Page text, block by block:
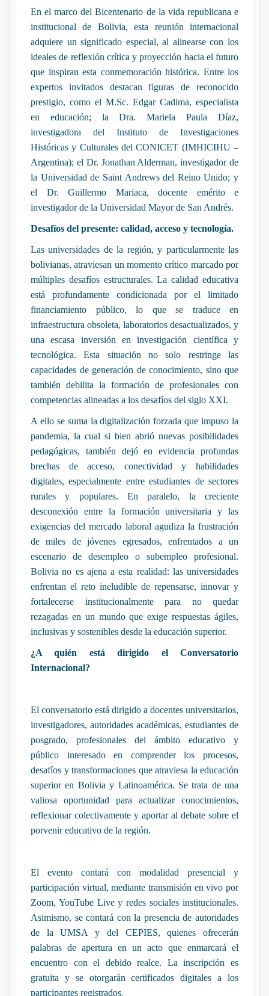
En el marco del Bicentenario de la vida republicana e
institucional de Bolivia, esta reunión internacional
adquiere un significado especial, al alinearse con los
ideales de reflexión crítica y proyección hacia el futuro
que inspiran esta conmemoración histórica. Entre los
expertos invitados destacan figuras de reconocido
prestigio, como el M.Sc. Edgar Cadima, especialista
en educación; la Dra. Mariela Paula Díaz,
investigadora del Instituto de Investigaciones
Históricas y Culturales del CONICET (IMHICIHU –
Argentina); el Dr. Jonathan Alderman, investigador de
la Universidad de Saint Andrews del Reino Unido; y
el Dr. Guillermo Mariaca, docente emérito e
investigador de la Universidad Mayor de San Andrés.
Desafíos del presente: calidad, acceso y tecnología.
Las universidades de la región, y particularmente las
bolivianas, atraviesan un momento crítico marcado por
múltiples desafíos estructurales. La calidad educativa
está profundamente condicionada por el limitado
financiamiento público, lo que se traduce en
infraestructura obsoleta, laboratorios desactualizados, y
una escasa inversión en investigación científica y
tecnológica. Esta situación no solo restringe las
capacidades de generación de conocimiento, sino que
también debilita la formación de profesionales con
competencias alineadas a los desafíos del siglo XXI.
A ello se suma la digitalización forzada que impuso la
pandemia, la cual si bien abrió nuevas posibilidades
pedagógicas, también dejó en evidencia profundas
brechas de acceso, conectividad y habilidades
digitales, especialmente entre estudiantes de sectores
rurales y populares. En paralelo, la creciente
desconexión entre la formación universitaria y las
exigencias del mercado laboral agudiza la frustración
de miles de jóvenes egresados, enfrentados a un
escenario de desempleo o subempleo profesional.
Bolivia no es ajena a esta realidad: las universidades
enfrentan el reto ineludible de repensarse, innovar y
fortalecerse institucionalmente para no quedar
rezagadas en un mundo que exige respuestas ágiles,
inclusivas y sostenibles desde la educación superior.
¿A quién está dirigido el Conversatorio
Internacional?
El conversatorio está dirigido a docentes universitarios,
investigadores, autoridades académicas, estudiantes de
posgrado, profesionales del ámbito educativo y
público interesado en comprender los procesos,
desafíos y transformaciones que atraviesa la educación
superior en Bolivia y Latinoamérica. Se trata de una
valiosa oportunidad para actualizar conocimientos,
reflexionar colectivamente y aportar al debate sobre el
porvenir educativo de la región.
El evento contará con modalidad presencial y
participación virtual, mediante transmisión en vivo por
Zoom, YouTube Live y redes sociales institucionales.
Asimismo, se contará con la presencia de autoridades
de la UMSA y del CEPIES, quienes ofrecerán
palabras de apertura en un acto que enmarcará el
encuentro con el debido realce. La inscripción es
gratuita y se otorgarán certificados digitales a los
participantes registrados.